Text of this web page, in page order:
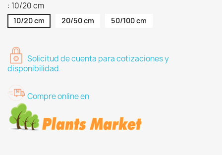
: 10/20 cm
10/20 cm 20/50 cm 50/100 cm
Solicitud de cuenta para cotizaciones y
disponibilidad.
Compre online en